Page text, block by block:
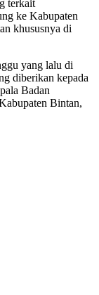
terkait
ke Kabupaten
khususnya di
yang lalu di
diberikan kepada
Badan
Bintan,